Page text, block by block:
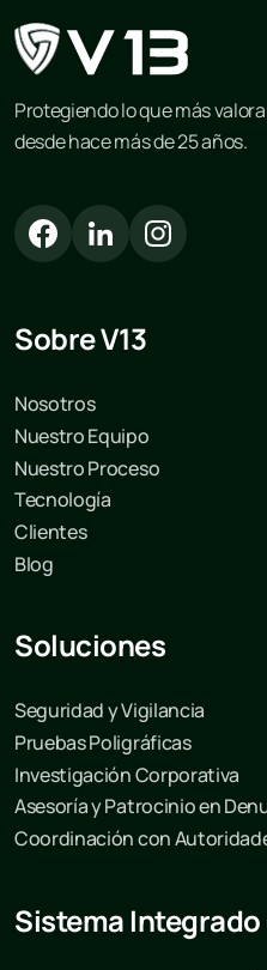
Protegiendo lo que más
desde hace más de 25 años.
Sobre V13
Nosotros
Nuestro Equipo
Nuestro Proceso
Tecnología
Clientes
Blog
Soluciones
Seguridad y Vigilancia
Pruebas Poligráficas
Investigación Corporativa
Asesoría y Patrocinio en
Coordinación con
Sistema